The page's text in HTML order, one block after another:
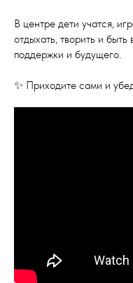
В центре дети учатся,
отдыхать, творить и
поддержки и будущего.
✨ Приходите сами и